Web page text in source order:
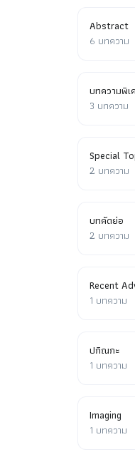
Abstract
6 บทความ
บทความพิเ
3 บทความ
Special
2 บทความ
บทคัดย่อ
2 บทความ
Recent
1 บทความ
ปกิณกะ
1 บทความ
Imaging
1 บทความ